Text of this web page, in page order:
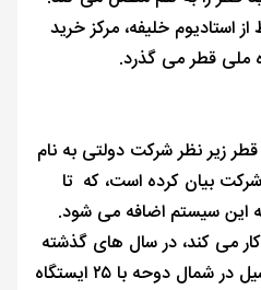
خلیفه، مرکز خرید
ملی قطر می‌ گذرد.
زیر نظر شرکت دولتی به نام
بیان کرده است، که تا
این سیستم اضافه می ‌شود.
می کند، در سال های گذشته
نیز سیستم تراموا در شهر لوسیل در شمال دوحه با ۲۵ ایستگاه